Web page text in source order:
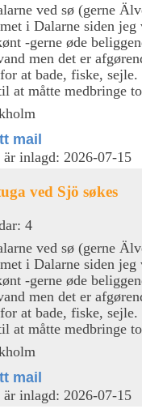
ved sø (gerne
i Dalarne siden
-gerne øde
men det er
at bade, fiske,
at måtte medbringe
mail
är inlagd: 2026-07-15
ved Sjö søkes
4
ved sø (gerne
i Dalarne siden
-gerne øde
men det er
at bade, fiske,
at måtte medbringe
mail
är inlagd: 2026-07-15